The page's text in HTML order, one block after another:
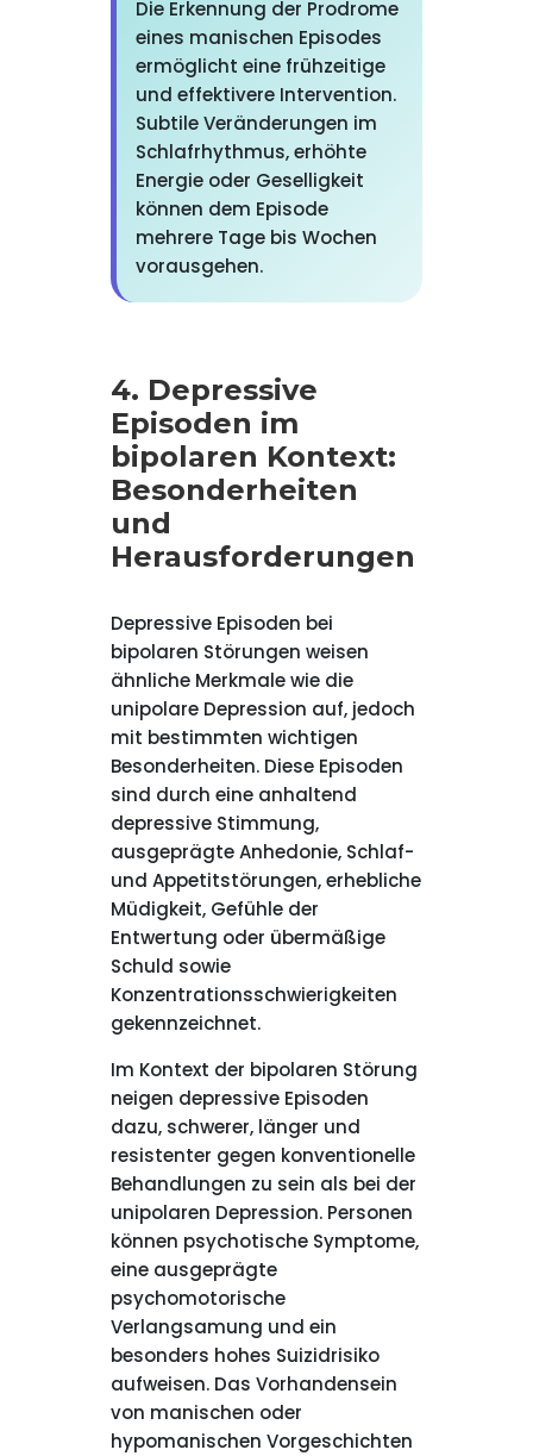
Die Erkennung der Prodrome
eines manischen Episodes
ermöglicht eine frühzeitige
und effektivere Intervention.
Subtile Veränderungen im
Schlafrhythmus, erhöhte
Energie oder Geselligkeit
können dem Episode
mehrere Tage bis Wochen
vorausgehen.
4. Depressive
Episoden im
bipolaren Kontext:
Besonderheiten
und
Herausforderungen
Depressive Episoden bei
bipolaren Störungen weisen
ähnliche Merkmale wie die
unipolare Depression auf, jedoch
mit bestimmten wichtigen
Besonderheiten. Diese Episoden
sind durch eine anhaltend
depressive Stimmung,
ausgeprägte Anhedonie, Schlaf-
und Appetitstörungen, erhebliche
Müdigkeit, Gefühle der
Entwertung oder übermäßige
Schuld sowie
Konzentrationsschwierigkeiten
gekennzeichnet.
Im Kontext der bipolaren Störung
neigen depressive Episoden
dazu, schwerer, länger und
resistenter gegen konventionelle
Behandlungen zu sein als bei der
unipolaren Depression. Personen
können psychotische Symptome,
eine ausgeprägte
psychomotorische
Verlangsamung und ein
besonders hohes Suizidrisiko
aufweisen. Das Vorhandensein
von manischen oder
hypomanischen Vorgeschichten